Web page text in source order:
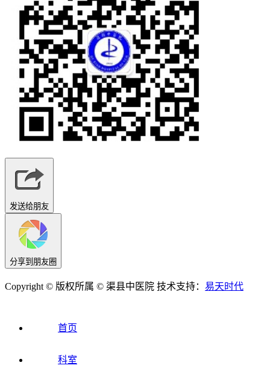
发送给朋友
分享到朋友圈
Copyright © 版权所属 © 渠县中医院 技术支持： 易天时代
首页
科室